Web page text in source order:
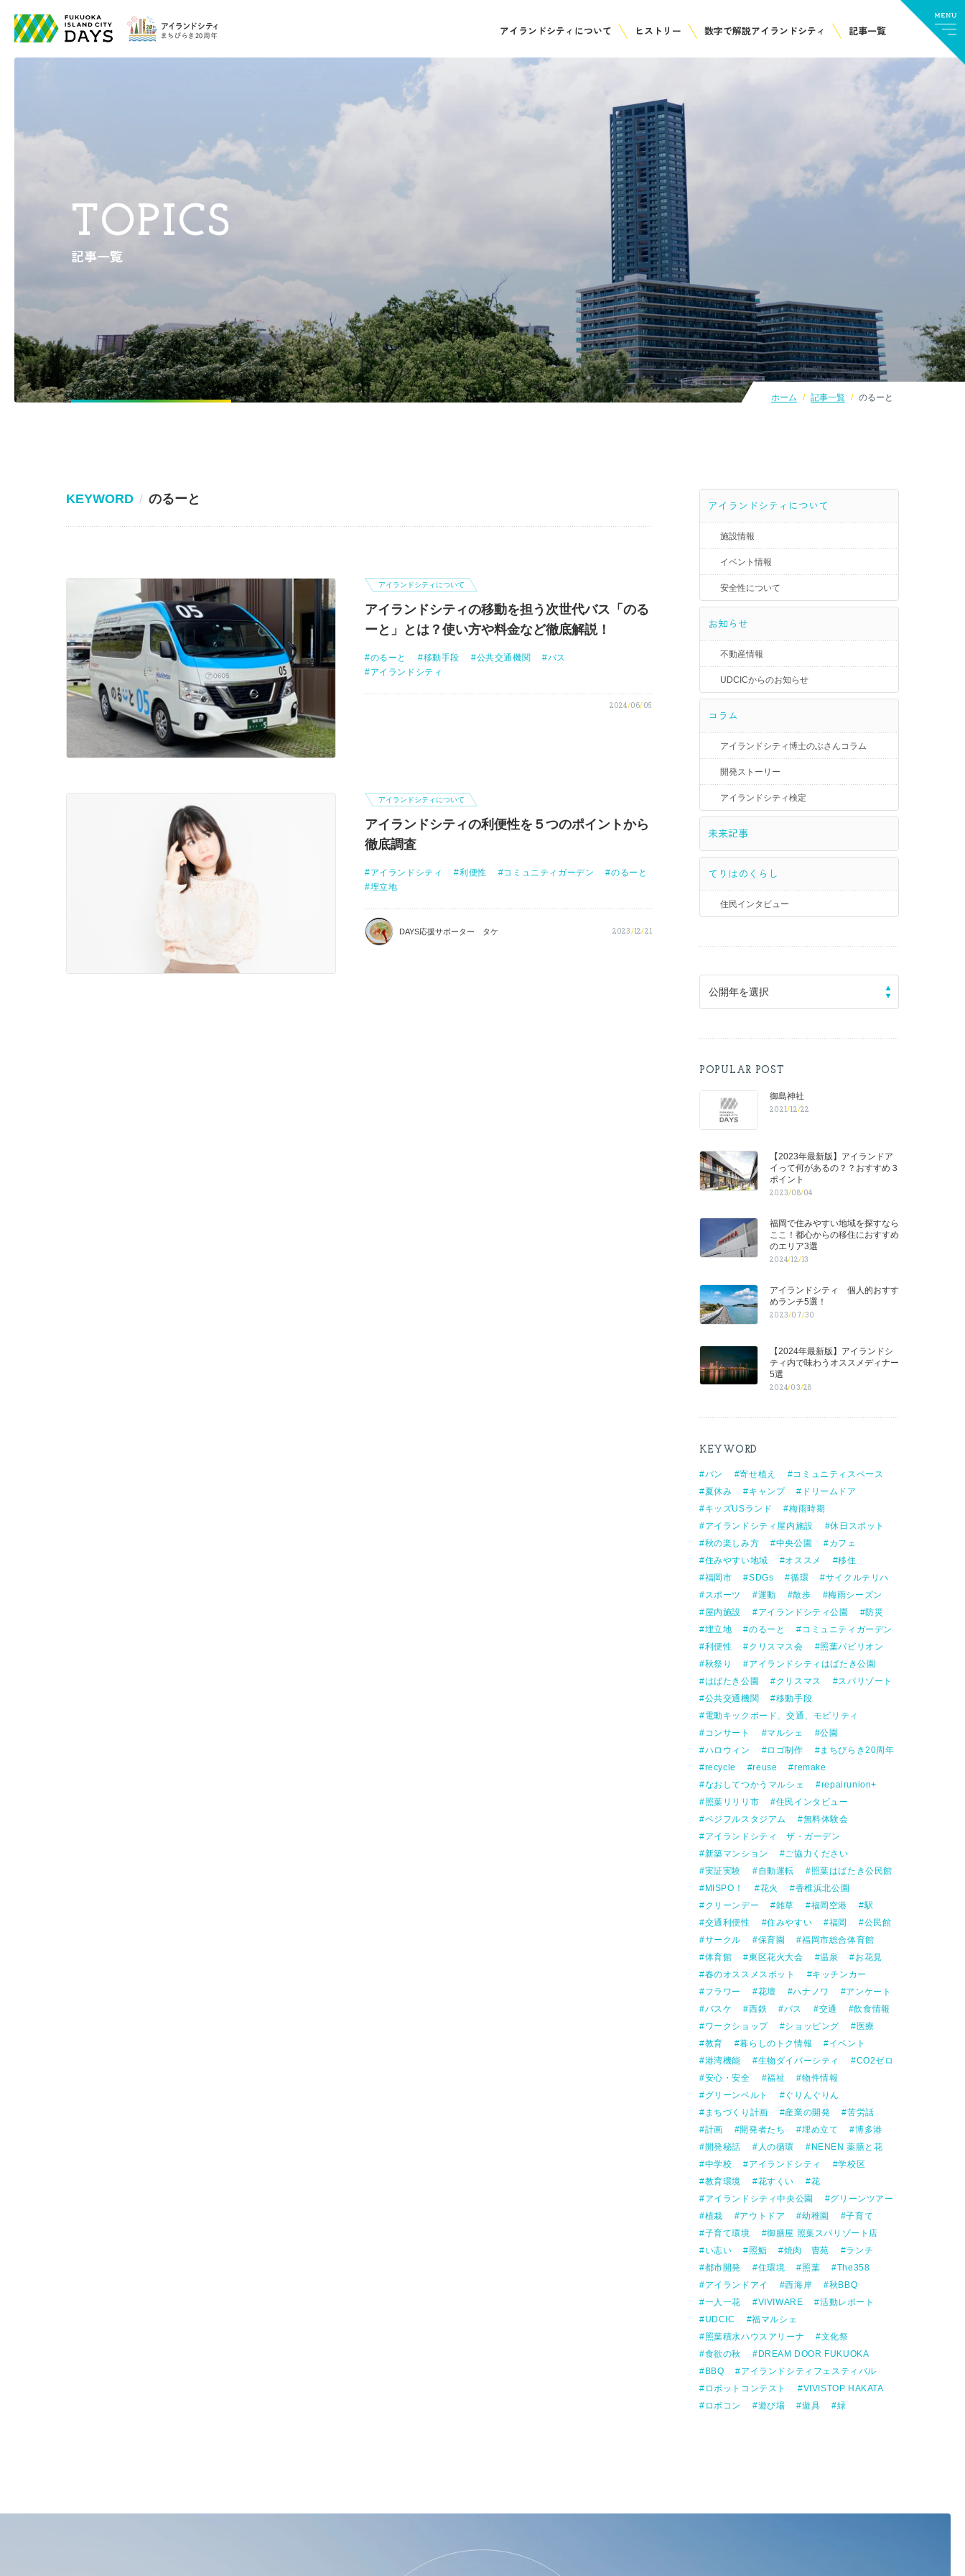
アイランドシティについて ヒストリー 数字で解説アイランドシティ 記事一覧
TOPICS
記事一覧
ホーム 記事一覧 のるーと
アイランドシティについて
施設情報
イベント情報
安全性について
お知らせ
不動産情報
UDCICからのお知らせ
コラム
アイランドシティ博士のぶさんコラム
開発ストーリー
アイランドシティ検定
未来記事
てりはのくらし
住民インタビュー
公開年を選択
POPULAR POST
御島神社
2021/12/22
【2023年最新版】アイランドア
イって何があるの？？おすすめ３
ポイント
2023/08/04
福岡で住みやすい地域を探すなら
ここ！都心からの移住におすすめ
のエリア3選
2024/12/13
アイランドシティ 個人的おすす
めランチ5選！
2023/07/30
【2024年最新版】アイランドシ
ティ内で味わうオススメディナー
5選
2024/03/28
KEYWORD
パン 寄せ植え
コミュニティスペース
夏休み
キャンプ
ドリームドア
キッズUSランド
梅雨時期
アイランドシティ屋内施設
休日スポット
秋の楽しみ方
中央公園
カフェ
住みやすい地域
オススメ
移住
福岡市
SDGs 循環
サイクルテリハ
スポーツ
運動 散歩
梅雨シーズン
屋内施設
アイランドシティ公園
防災
埋立地
のるーと
コミュニティガーデン
利便性
クリスマス会
照葉パビリオン
秋祭り
アイランドシティはばたき公園
はばたき公園
クリスマス
スパリゾート
公共交通機関
移動手段
電動キックボード、交通、モビリティ
コンサート
マルシェ
公園
ハロウィン
ロゴ制作
まちびらき20周年
recycle
reuse
remake
なおしてつかうマルシェ
repairunion+
照葉リリリ市
住民インタビュー
ベジフルスタジアム
無料体験会
アイランドシティ ザ・ガーデン
新築マンション
ご協力ください
実証実験
自動運転
照葉はばたき公民館
MISPO！
花火
香椎浜北公園
クリーンデー
雑草 福岡空港
駅
交通利便性
住みやすい 福岡
公民館
サークル
保育園
福岡市総合体育館
体育館
東区花火大会 温泉
お花見
春のオススメスポット
キッチンカー
フラワー
花壇 ハナノワ
アンケート
バスケ
西鉄 バス 交通
飲食情報
ワークショップ
ショッピング
医療
教育
暮らしのトク情報
イベント
港湾機能
生物ダイバーシティ
CO2ゼロ
安心・安全
福祉
物件情報
グリーンベルト
ぐりんぐりん
まちづくり計画
産業の開発
苦労話
計画
開発者たち 埋め立て
博多港
開発秘話
人の循環
NENEN 薬膳と花
中学校
アイランドシティ
学校区
教育環境
花すくい
花
アイランドシティ中央公園
グリーンツアー
植栽
アウトドア 幼稚園
子育て
子育て環境
御膳屋 照葉スパリゾート店
い志い
照鮨 焼肉 曺苑
ランチ
都市開発
住環境 照葉
The358
アイランドアイ
西海岸
秋BBQ
一人一花
VIVIWARE
活動レポート
UDCIC
福マルシェ
照葉積水ハウスアリーナ
文化祭
食欲の秋
DREAM DOOR FUKUOKA
BBQ
アイランドシティフェスティバル
ロボットコンテスト
VIVISTOP HAKATA
ロボコン
遊び場 遊具 緑
KEYWORD のるーと
アイランドシティについて
アイランドシティの移動を担う次世代バス「のる
ーと」とは？使い方や料金など徹底解説！
のるーと 移動手段 公共交通機関
バス
アイランドシティ
2024/06/05
アイランドシティについて
アイランドシティの利便性を５つのポイントから
徹底調査
アイランドシティ 利便性 コミュニティガーデン
のるーと
埋立地
DAYS応援サポーター タケ 2023/12/21